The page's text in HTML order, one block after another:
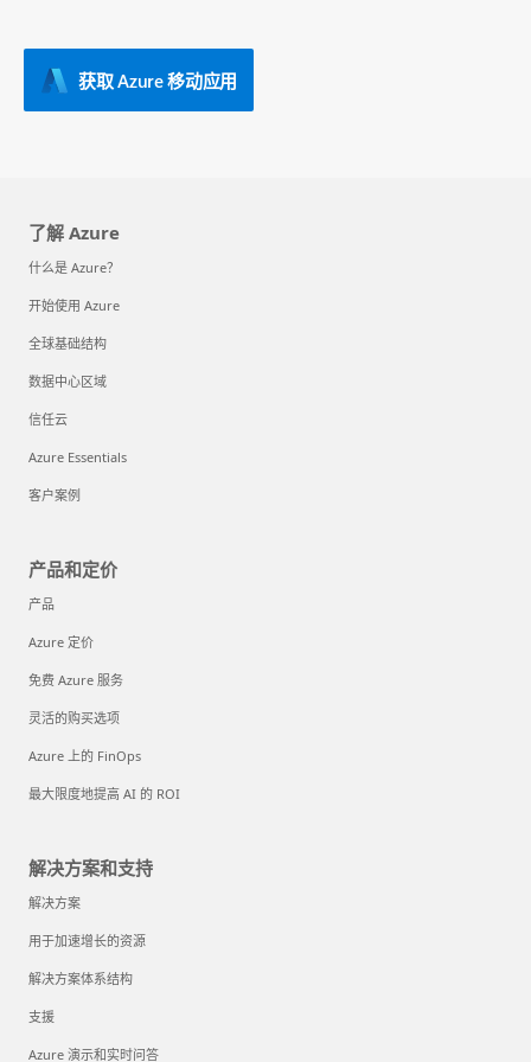
获取 Azure 移动应用
了解 Azure
什么是 Azure？
开始使用 Azure
全球基础结构
数据中心区域
信任云
Azure Essentials
客户案例
产品和定价
产品
Azure 定价
免费 Azure 服务
灵活的购买选项
Azure 上的 FinOps
最大限度地提高 AI 的 ROI
解决方案和支持
解决方案
用于加速增长的资源
解决方案体系结构
支援
Azure 演示和实时问答